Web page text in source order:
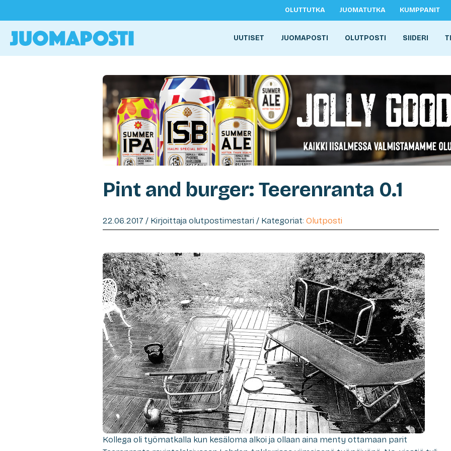
OLUTTUTKA JUOMATUTKA KUMPPANIT
UUTISET JUOMAPOSTI OLUTPOSTI SIIDERI
Pint and burger: Teerenranta 0.1
22.06.2017 / Kirjoittaja olutpostimestari / Kategoriat: Olutposti
Kollega oli työmatkalla kun kesäloma alkoi ja ollaan aina menty ottamaan parit